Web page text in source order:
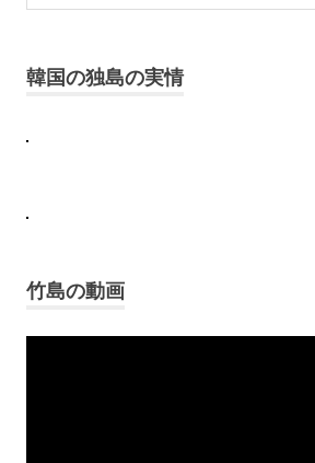
韓国の独島の実情
竹島の動画